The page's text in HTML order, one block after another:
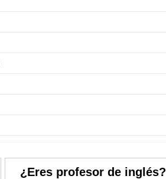
¿Eres profesor de inglés?